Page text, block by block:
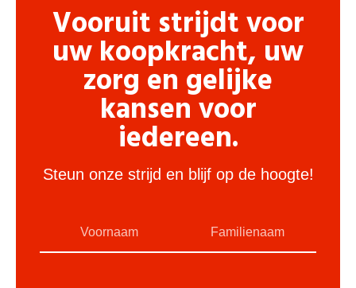
Vooruit strijdt voor
uw koopkracht, uw
zorg en gelijke
kansen voor
iedereen.
Steun onze strijd en blijf op de hoogte!